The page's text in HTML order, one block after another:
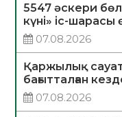
5547 әскери
күні» іс-шарасы
07.08.2026
Қаржылық
бағытталған
07.08.2026